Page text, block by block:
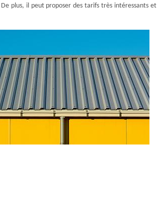
plus, il peut proposer des tarifs très intéressants et